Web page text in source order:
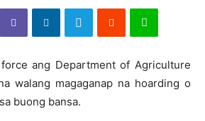
ang Department of Agriculture
walang magaganap na hoarding o
buong bansa.